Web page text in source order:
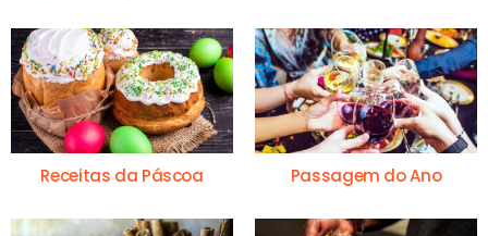
Receitas da Páscoa Passagem do Ano